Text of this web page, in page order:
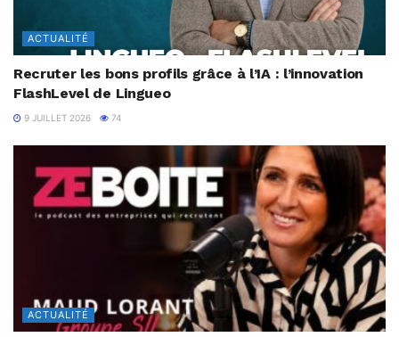
ACTUALITÉ
Recruter les bons profils grâce à l’IA : l’innovation
FlashLevel de Lingueo
9 JUILLET 2026 74
ACTUALITÉ